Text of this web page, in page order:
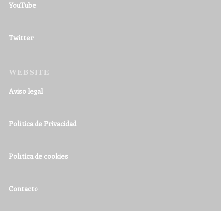
YouTube
Twitter
WEBSITE
Aviso legal
Política de Privacidad
Política de cookies
Contacto